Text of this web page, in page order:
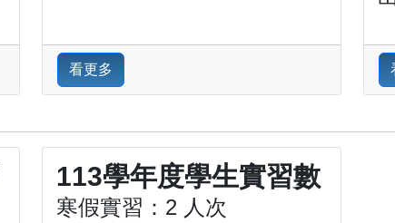
看更多
113學年度學生實習數
寒假實習：2 人次